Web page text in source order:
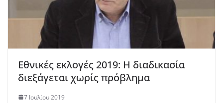
Εθνικές εκλογές 2019: Η διαδικασία
διεξάγεται χωρίς πρόβλημα
7 Ιουλίου 2019